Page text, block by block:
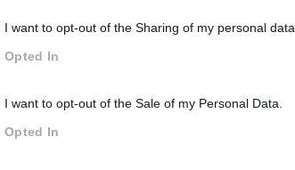
I want to opt-out of the Sharing of my personal data.
Opted In
I want to opt-out of the Sale of my Personal Data.
Opted In